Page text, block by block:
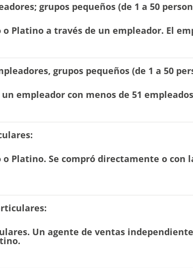
grupos pequeños (de 1 a 50
o Platino a través de un empleador. El
grupos pequeños (de 1 a 50
empleador con menos de 51
o Platino. Se compró directamente o con
Un agente de ventas